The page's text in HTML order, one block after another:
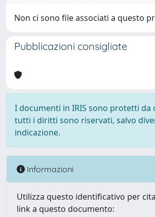
Non ci sono file associati a questo
Pubblicazioni consigliate
I documenti in IRIS sono protetti da
tutti i diritti sono riservati, salvo
indicazione.
Informazioni
Utilizza questo identificativo per
link a questo documento: